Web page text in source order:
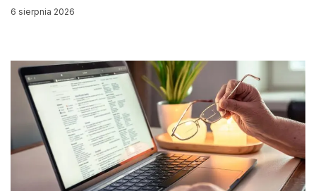
6 sierpnia 2026